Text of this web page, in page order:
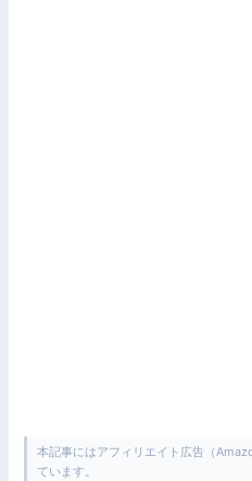
本記事にはアフィリエイト広告（
ています。